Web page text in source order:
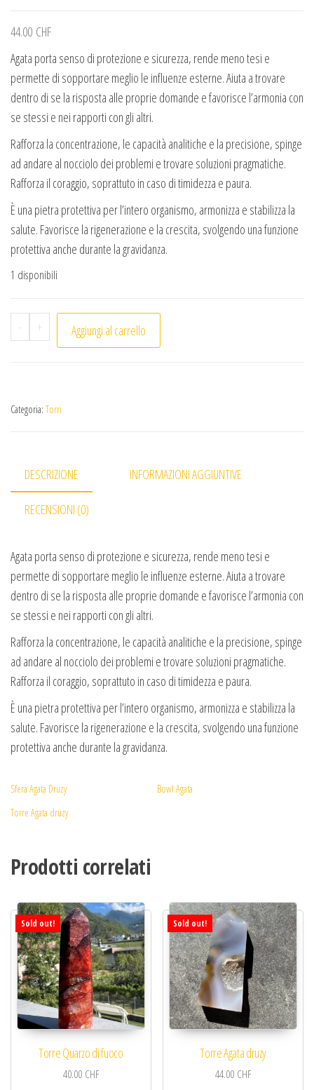
44.00 CHF
Agata porta senso di protezione e sicurezza, rende meno tesi e
permette di sopportare meglio le influenze esterne. Aiuta a trovare
dentro di se la risposta alle proprie domande e favorisce l’armonia con
se stessi e nei rapporti con gli altri.
Rafforza la concentrazione, le capacità analitiche e la precisione, spinge
ad andare al nocciolo dei problemi e trovare soluzioni pragmatiche.
Rafforza il coraggio, soprattuto in caso di timidezza e paura.
È una pietra protettiva per l’intero organismo, armonizza e stabilizza la
salute. Favorisce la rigenerazione e la crescita, svolgendo una funzione
protettiva anche durante la gravidanza.
1 disponibili
- Torre Agata druzy quantità
+ Aggiungi al carrello
Categoria: Torri
DESCRIZIONE INFORMAZIONI AGGIUNTIVE
RECENSIONI (0)
Agata porta senso di protezione e sicurezza, rende meno tesi e
permette di sopportare meglio le influenze esterne. Aiuta a trovare
dentro di se la risposta alle proprie domande e favorisce l’armonia con
se stessi e nei rapporti con gli altri.
Rafforza la concentrazione, le capacità analitiche e la precisione, spinge
ad andare al nocciolo dei problemi e trovare soluzioni pragmatiche.
Rafforza il coraggio, soprattuto in caso di timidezza e paura.
È una pietra protettiva per l’intero organismo, armonizza e stabilizza la
salute. Favorisce la rigenerazione e la crescita, svolgendo una funzione
protettiva anche durante la gravidanza.
Sfera Agata Druzy
Bowl Agata
Torre Agata druzy
Prodotti correlati
Sold out!
Torre Quarzo di fuoco
40.00 CHF
Sold out!
Torre Agata druzy
44.00 CHF